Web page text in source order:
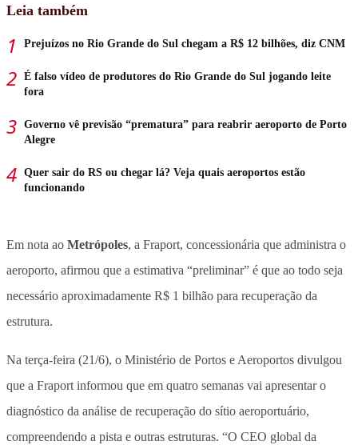
Leia também
Prejuízos no Rio Grande do Sul chegam a R$ 12 bilhões, diz CNM
É falso vídeo de produtores do Rio Grande do Sul jogando leite
fora
Governo vê previsão “prematura” para reabrir aeroporto de Porto
Alegre
Quer sair do RS ou chegar lá? Veja quais aeroportos estão
funcionando
Em nota ao Metrópoles, a Fraport, concessionária que administra o
aeroporto, afirmou que a estimativa “preliminar” é que ao todo seja
necessário aproximadamente R$ 1 bilhão para recuperação da
estrutura.
Na terça-feira (21/6), o Ministério de Portos e Aeroportos divulgou
que a Fraport informou que em quatro semanas vai apresentar o
diagnóstico da análise de recuperação do sítio aeroportuário,
compreendendo a pista e outras estruturas. “O CEO global da